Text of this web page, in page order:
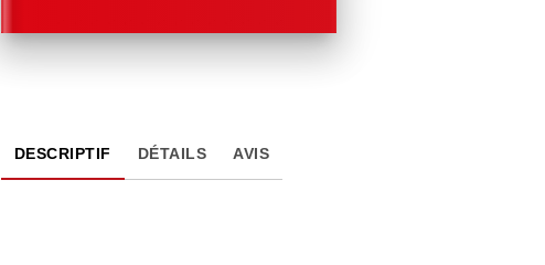
DESCRIPTIF DÉTAILS AVIS